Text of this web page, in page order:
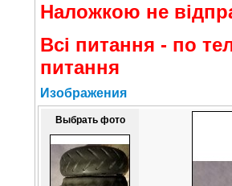
Наложкою не
Всі питання - по
питання
Изображения
Выбрать фото